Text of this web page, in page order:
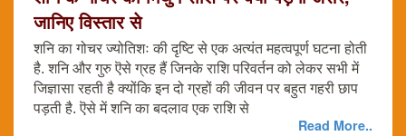
जानिए विस्तार से
शनि का गोचर ज्योतिशः की दृष्टि से एक अत्यंत महत्वपूर्ण घटना होती
है. शनि और गुरु ऎसे ग्रह हैं जिनके राशि परिवर्तन को लेकर सभी में
जिज्ञासा रहती है क्योंकि इन दो ग्रहों की जीवन पर बहुत गहरी छाप
पड़ती है. ऎसे में शनि का बदलाव एक राशि से
Read More..